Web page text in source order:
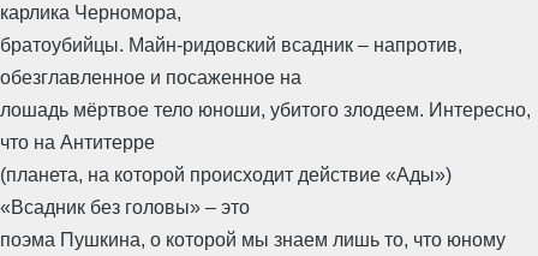
карлика Черномора,
братоубийцы. Майн-ридовский всадник – напротив,
обезглавленное и посаженное на
лошадь мёртвое тело юноши, убитого злодеем. Интересно,
что на Антитерре
(планета, на которой происходит действие «Ады»)
«Всадник без головы» – это
поэма Пушкина, о которой мы знаем лишь то, что юному